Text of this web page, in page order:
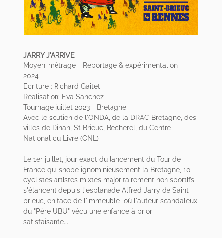
JARRY J'ARRIVE
Moyen-métrage - Reportage & expérimentation -
2024
Ecriture : Richard Gaitet
Réalisation: Eva Sanchez
Tournage juillet 2023 - Bretagne
Avec le soutien de l'ONDA, de la DRAC Bretagne, des
villes de Dinan, St Brieuc, Becherel, du Centre
National du Livre (CNL)
Le 1er juillet, jour exact du lancement du Tour de
France qui snobe ignominieusement la Bretagne, 10
cyclistes artistes mixtes majoritairement non sportifs
s'élancent depuis l'esplanade Alfred Jarry de Saint
brieuc, en face de l'immeuble où l'auteur scandaleux
du "Père UBU" vécu une enfance à priori
satisfaisante...